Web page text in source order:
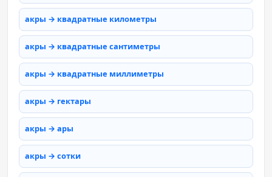
акры → квадратные километры
акры → квадратные сантиметры
акры → квадратные миллиметры
акры → гектары
акры → ары
акры → сотки